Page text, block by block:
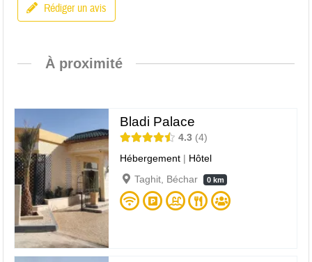
Rédiger un avis
À proximité
Bladi Palace
4.3 4
Hébergement | Hôtel
Taghit, Béchar
0 km